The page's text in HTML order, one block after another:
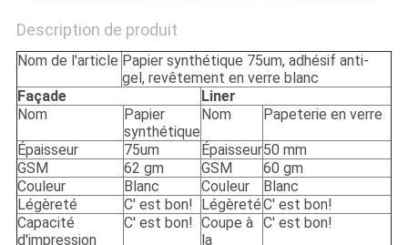
DU
SITE
PRIVACY
POLICY
Description de produit
Nom de l'article Papier synthétique 75um, adhésif anti-
gel, revêtement en verre blanc
Façade
Liner
Nom
Papier
synthétique
Nom Papeterie en verre
Épaisseur 75um Épaisseur50 mm
GSM
62 gm GSM
60 gm
Couleur
Blanc Couleur
Blanc
Légèreté
C' est bon! LégèretéC' est bon!
Capacité
d'impression
C' est bon! Coupe à
la
C' est bon!